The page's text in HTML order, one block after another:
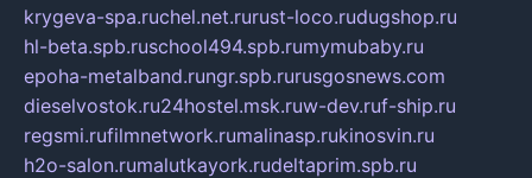
krygeva-spa.ruchel.net.rurust-loco.rudugshop.ru
hl-beta.spb.ruschool494.spb.rumymubaby.ru
epoha-metalband.rungr.spb.rurusgosnews.com
dieselvostok.ru24hostel.msk.ruw-dev.ruf-ship.ru
regsmi.rufilmnetwork.rumalinasp.rukinosvin.ru
h2o-salon.rumalutkayork.rudeltaprim.spb.ru